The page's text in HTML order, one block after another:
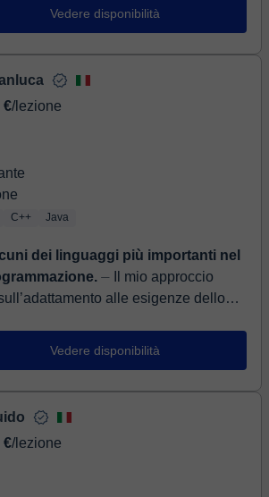
Vedere disponibilità
€/lezione
C++ Java
dei linguaggi più importanti nel
⏤ Il mio approccio
alle esigenze dello
progressi...
Vedere disponibilità
€/lezione